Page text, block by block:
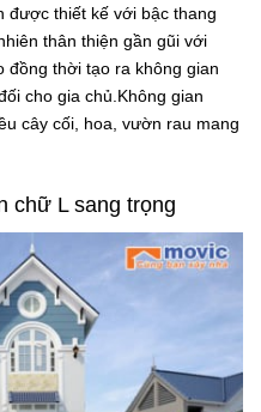
được thiết kế với bậc thang
thân thiện gần gũi với
đồng thời tạo ra không gian
cho gia chủ.Không gian
cây cối, hoa, vườn rau mang
chữ L sang trọng